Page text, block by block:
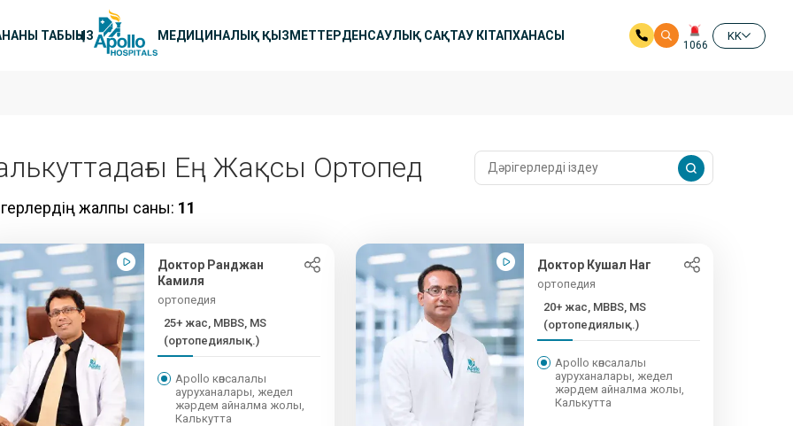
ТАБЫҢЫЗ МЕДИЦИНАЛЫҚ ҚЫЗМЕТТЕРДЕНСАУЛЫҚ САҚТАУ КІТАПХАНАСЫ
1066
KK
Ең Жақсы Ортопед
жалпы саны: 11
Доктор Ранджан
Камиля
ортопедия
25+ жас, MBBS, MS
(ортопедиялық...)
Apollo көпсалалы
ауруханалары, жедел
жәрдем айналма жолы,
Калькутта
Доктор Кушал Наг
ортопедия
20+ жас, MBBS, MS
(ортопедиялық...)
Apollo көпсалалы
ауруханалары, жедел
жәрдем айналма жолы,
Калькутта